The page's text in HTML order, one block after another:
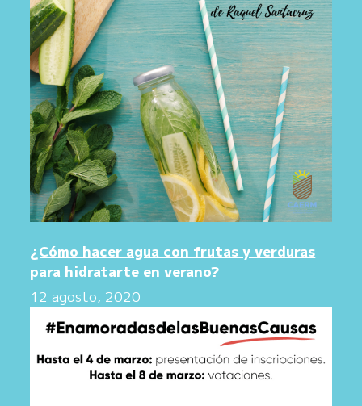
¿Cómo hacer agua con frutas y verduras
para hidratarte en verano?
12 agosto, 2020